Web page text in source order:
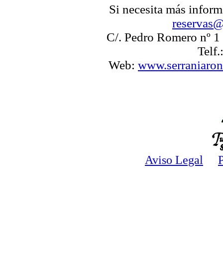
Si necesita más
C/. Pedro Romero nº
Web:
Aviso Legal